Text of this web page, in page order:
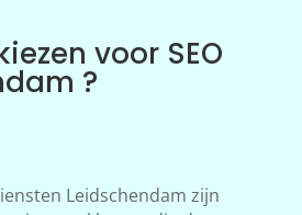
voor SEO
?
Leidschendam zijn